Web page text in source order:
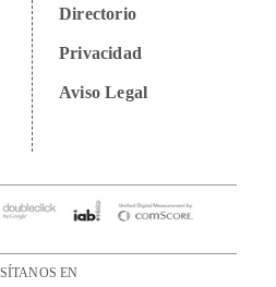
Directorio
Privacidad
Aviso Legal
EN